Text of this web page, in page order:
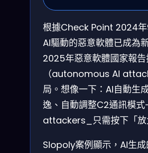
根據Check Point 2024
AI驅動的惡意軟體已成為
2025年惡意軟體國家報
（autonomous AI
局。想像一下：AI自動生
逸、自動調整C2通訊模
attackers_只需按下「放
Slopoly案例顯示，AI生